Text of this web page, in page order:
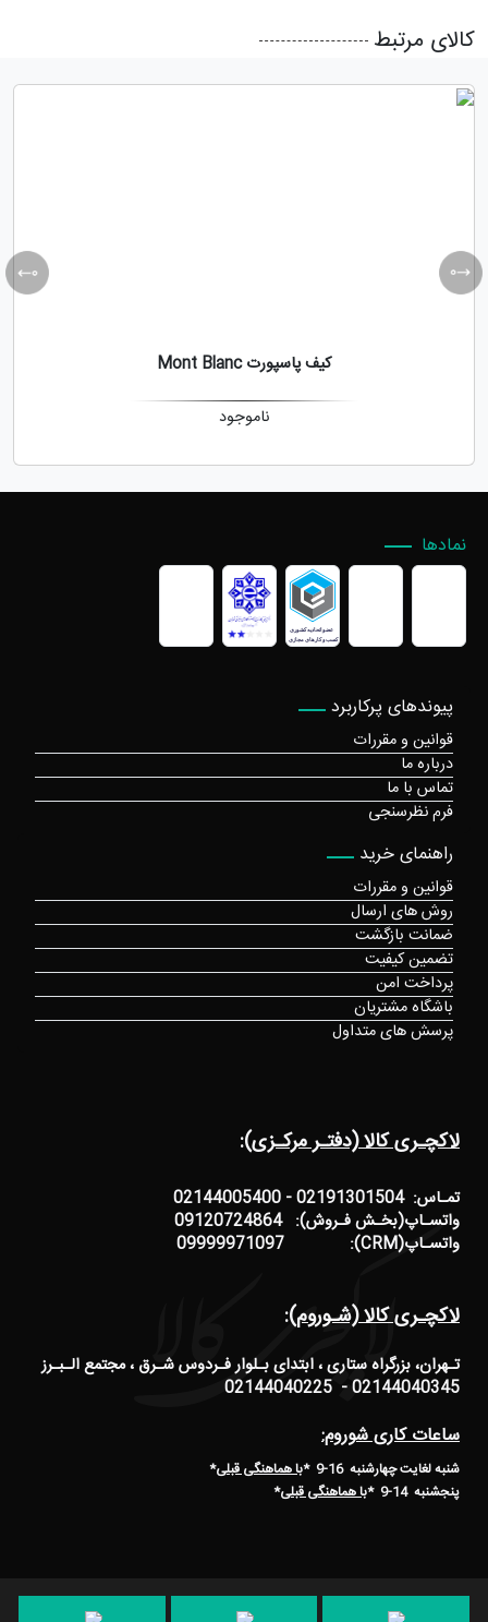
کالای مرتبط
کیف پاسپورت Mont Blanc
ناموجود
لاکچـری کالا (دفتـر مرکـزی):
تمـاس: 02191301504 - 02144005400
واتسـاپ(بخـش فـروش): 09120724864
واتسـاپ(CRM): 09999971097
لاکچـری کالا (شـوروم):
تـهران، بزرگراه ستاری ، ابتدای بـلوار فـردوس شـرق ، مجتمع الـبـرز
02144040345 - 02144040225
ساعات کاری شوروم:
شنبه لغایت چهارشنبه 16-9 * با هماهنگی قبلی*
پنجشنبه 14-9
*با هماهنگی قبلی*
پیوندهای پرکاربرد
قوانین و مقررات
درباره ما
تماس با ما
فرم نظرسنجی
راهنمای خرید
قوانین و مقررات
روش های ارسال
ضمانت بازگشت
تضمین کیفیت
پرداخت امن
باشگاه مشتریان
پرسش های متداول
نمادها